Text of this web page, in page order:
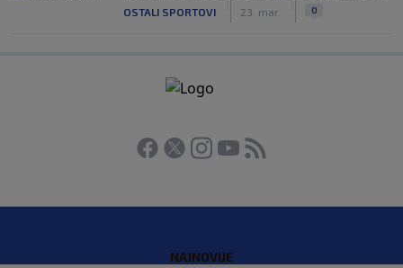
OSTALI SPORTOVI 23. mar. 0
NAJNOVIJE